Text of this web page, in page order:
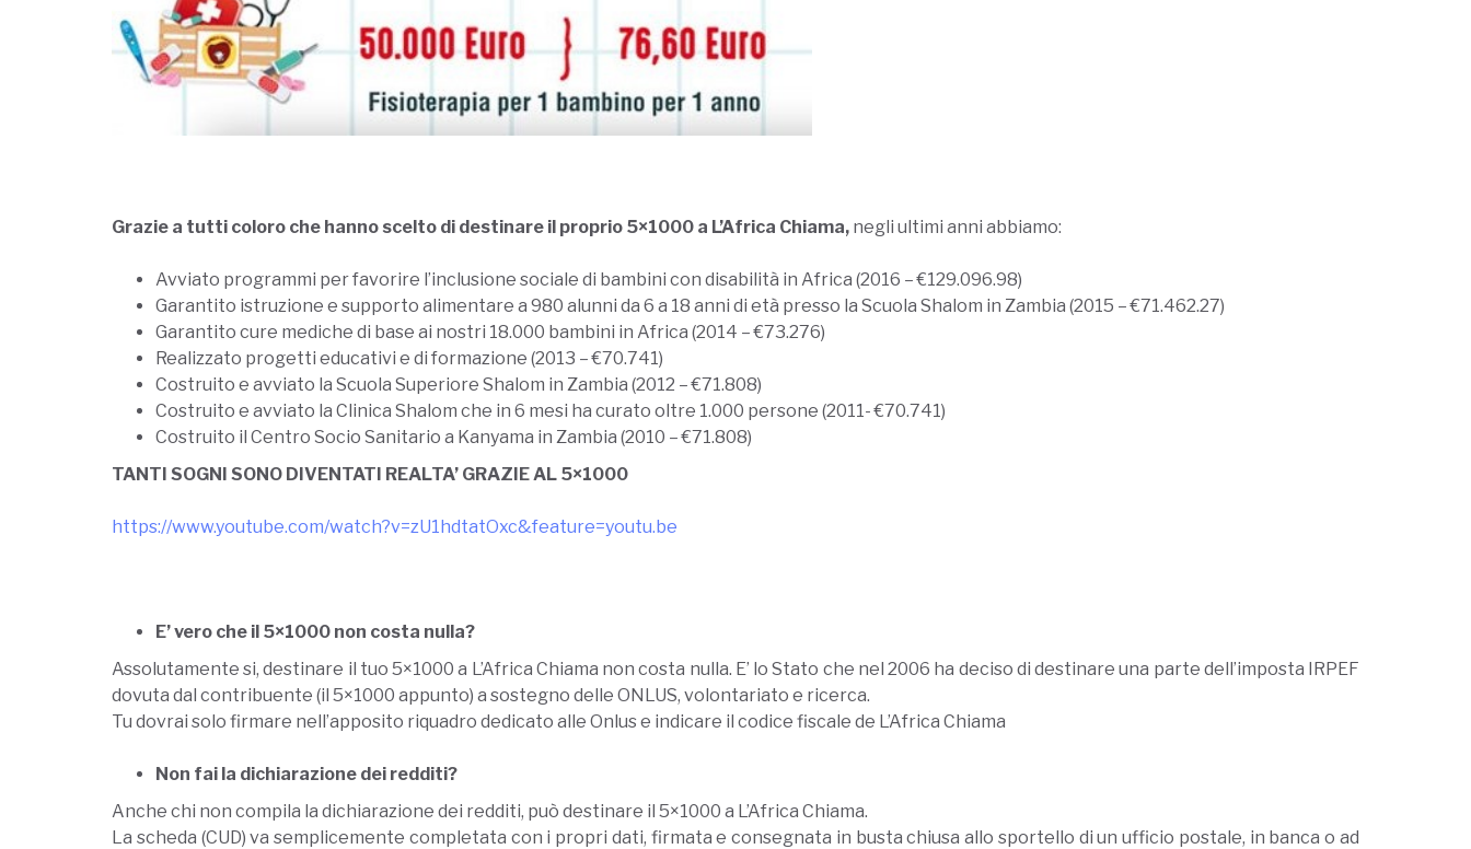
Grazie a tutti coloro che hanno scelto di destinare il proprio 5×1000 a L’Africa Chiama, negli ultimi anni abbiamo:
Avviato programmi per favorire l’inclusione sociale di bambini con disabilità in Africa (2016 – €129.096.98)
Garantito istruzione e supporto alimentare a 980 alunni da 6 a 18 anni di età presso la Scuola Shalom in Zambia (2015 – €71.462.27)
Garantito cure mediche di base ai nostri 18.000 bambini in Africa (2014 – €73.276)
Realizzato progetti educativi e di formazione (2013 – €70.741)
Costruito e avviato la Scuola Superiore Shalom in Zambia (2012 – €71.808)
Costruito e avviato la Clinica Shalom che in 6 mesi ha curato oltre 1.000 persone (2011- €70.741)
Costruito il Centro Socio Sanitario a Kanyama in Zambia (2010 – €71.808)
TANTI SOGNI SONO DIVENTATI REALTA’ GRAZIE AL 5×1000
https://www.youtube.com/watch?v=zU1hdtatOxc&feature=youtu.be
E’ vero che il 5×1000 non costa nulla?
Assolutamente si, destinare il tuo 5×1000 a L’Africa Chiama non costa nulla. E’ lo Stato che nel 2006 ha deciso di destinare una parte dell’imposta IRPEF
dovuta dal contribuente (il 5×1000 appunto) a sostegno delle ONLUS, volontariato e ricerca.
Tu dovrai solo firmare nell’apposito riquadro dedicato alle Onlus e indicare il codice fiscale de L’Africa Chiama
Non fai la dichiarazione dei redditi?
Anche chi non compila la dichiarazione dei redditi, può destinare il 5×1000 a L’Africa Chiama.
La scheda (CUD) va semplicemente completata con i propri dati, firmata e consegnata in busta chiusa allo sportello di un ufficio postale, in banca o ad